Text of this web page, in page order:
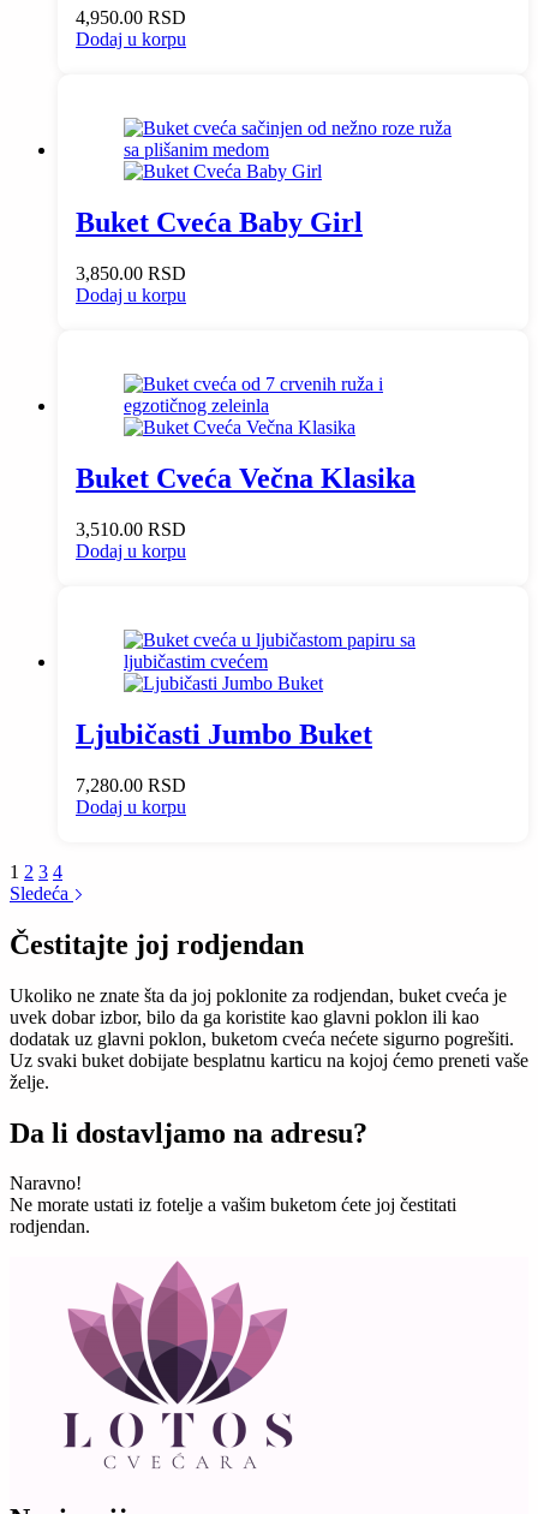
4,950.00 RSD
Dodaj u korpu
Buket Cveća Baby Girl
3,850.00 RSD
Dodaj u korpu
Buket Cveća Večna Klasika
3,510.00 RSD
Dodaj u korpu
Ljubičasti Jumbo Buket
7,280.00 RSD
Dodaj u korpu
1 2 3 4
Sledeća
Čestitajte joj rodjendan
Ukoliko ne znate šta da joj poklonite za rodjendan, buket cveća je
uvek dobar izbor, bilo da ga koristite kao glavni poklon ili kao
dodatak uz glavni poklon, buketom cveća nećete sigurno pogrešiti.
Uz svaki buket dobijate besplatnu karticu na kojoj ćemo preneti vaše
želje.
Da li dostavljamo na adresu?
Naravno!
Ne morate ustati iz fotelje a vašim buketom ćete joj čestitati
rodjendan.